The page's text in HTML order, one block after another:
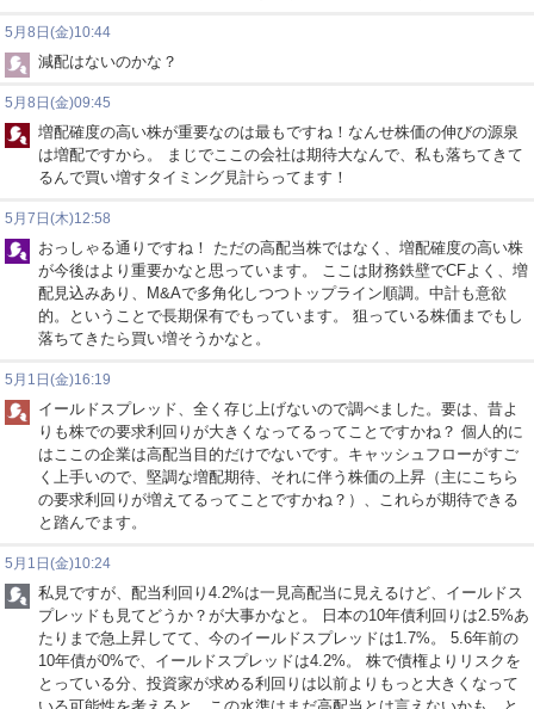
5月8日(金)10:44
減配はないのかな？
5月8日(金)09:45
増配確度の高い株が重要なのは最もですね！なんせ株価の伸びの源泉
は増配ですから。 まじでここの会社は期待大なんで、私も落ちてきて
るんで買い増すタイミング見計らってます！
5月7日(木)12:58
おっしゃる通りですね！ ただの高配当株ではなく、増配確度の高い株
が今後はより重要かなと思っています。 ここは財務鉄壁でCFよく、増
配見込みあり、M&Aで多角化しつつトップライン順調。中計も意欲
的。ということで長期保有でもっています。 狙っている株価までもし
落ちてきたら買い増そうかなと。
5月1日(金)16:19
イールドスプレッド、全く存じ上げないので調べました。要は、昔よ
りも株での要求利回りが大きくなってるってことですかね？ 個人的に
はここの企業は高配当目的だけでないです。キャッシュフローがすご
く上手いので、堅調な増配期待、それに伴う株価の上昇（主にこちら
の要求利回りが増えてるってことですかね？）、これらが期待できる
と踏んでます。
5月1日(金)10:24
私見ですが、配当利回り4.2%は一見高配当に見えるけど、イールドス
プレッドも見てどうか？が大事かなと。 日本の10年債利回りは2.5%あ
たりまで急上昇してて、今のイールドスプレッドは1.7%。 5.6年前の
10年債が0%で、イールドスプレッドは4.2%。 株で債権よりリスクを
とっている分、投資家が求める利回りは以前よりもっと大きくなって